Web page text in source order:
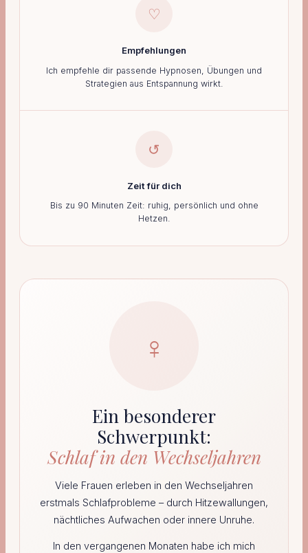
♡
Empfehlungen
Ich empfehle dir passende Hypnosen, Übungen und
Strategien aus Entspannung wirkt.
↺
Zeit für dich
Bis zu 90 Minuten Zeit: ruhig, persönlich und ohne
Hetzen.
♀
Ein besonderer
Schwerpunkt:
Schlaf in den Wechseljahren
Viele Frauen erleben in den Wechseljahren
erstmals Schlafprobleme – durch Hitzewallungen,
nächtliches Aufwachen oder innere Unruhe.
In den vergangenen Monaten habe ich mich